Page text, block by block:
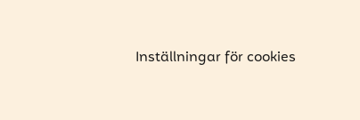
Inställningar för cookies